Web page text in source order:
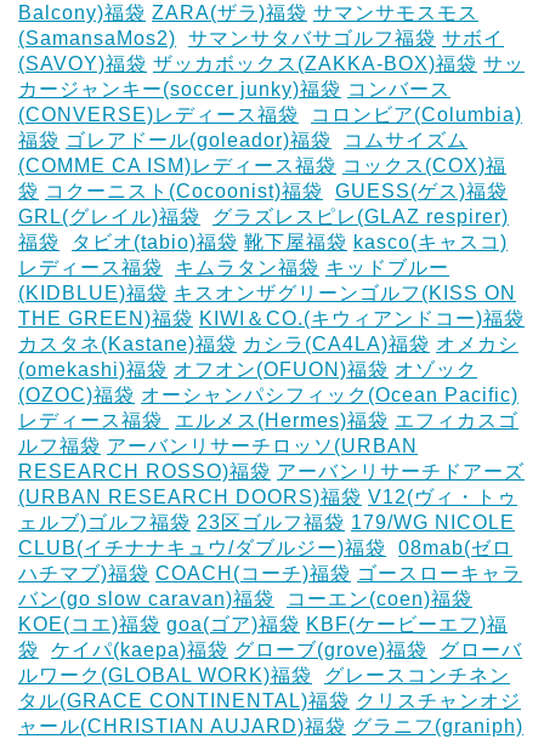
Balcony)福袋 ZARA(ザラ)福袋 サマンサモスモス
(SamansaMos2)
サマンサタバサゴルフ福袋 サボイ
(SAVOY)福袋 ザッカボックス(ZAKKA-BOX)福袋 サッ
カージャンキー(soccer junky)福袋 コンバース
(CONVERSE)レディース福袋
コロンビア(Columbia)
福袋 ゴレアドール(goleador)福袋
コムサイズム
(COMME CA ISM)レディース福袋 コックス(COX)福
袋 コクーニスト(Cocoonist)福袋
GUESS(ゲス)福袋
GRL(グレイル)福袋
グラズレスピレ(GLAZ respirer)
福袋
タビオ(tabio)福袋 靴下屋福袋 kasco(キャスコ)
レディース福袋
キムラタン福袋 キッドブルー
(KIDBLUE)福袋 キスオンザグリーンゴルフ(KISS ON
THE GREEN)福袋 KIWI＆CO.(キウィアンドコー)福袋
カスタネ(Kastane)福袋 カシラ(CA4LA)福袋 ‎オメカシ
(omekashi)福袋 オフオン(OFUON)福袋 オゾック
(OZOC)福袋 オーシャンパシフィック(Ocean Pacific)
レディース福袋 ‎
エルメス(Hermes)福袋 エフィカスゴ
ルフ福袋 アーバンリサーチロッソ(URBAN
RESEARCH ROSSO)福袋 アーバンリサーチドアーズ
(URBAN RESEARCH DOORS)福袋 V12(ヴィ・トゥ
ェルブ)ゴルフ福袋 23区ゴルフ福袋 179/WG NICOLE
CLUB(イチナナキュウ/ダブルジー)福袋
08mab(ゼロ
ハチマブ)福袋 COACH(コーチ)福袋 ゴースローキャラ
バン(go slow caravan)福袋
コーエン(coen)福袋
KOE(コエ)福袋 goa(ゴア)福袋 KBF(ケービーエフ)福
袋
ケイパ(kaepa)福袋 グローブ(grove)福袋
グローバ
ルワーク(GLOBAL WORK)福袋
グレースコンチネン
タル(GRACE CONTINENTAL)福袋 クリスチャンオジ
ャール(CHRISTIAN AUJARD)福袋 グラニフ(graniph)